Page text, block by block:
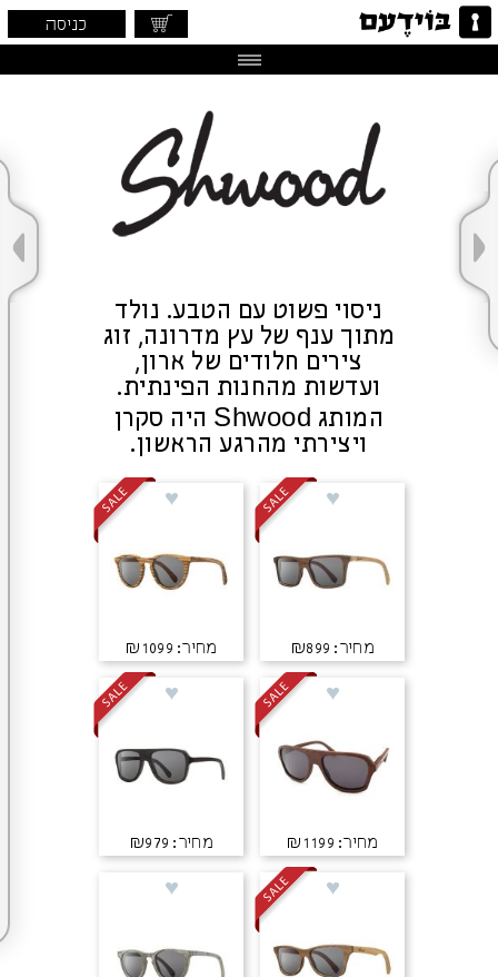
כניסה
ניסוי פשוט עם הטבע. נולד
מתוך ענף של עץ מדרונה, זוג
צירים חלודים של ארון,
ועדשות מהחנות הפינתית.
המותג Shwood היה סקרן
ויצירתי מהרגע הראשון.
מחיר: ₪899 מחיר: ₪1099
מחיר: ₪1199 מחיר: ₪979